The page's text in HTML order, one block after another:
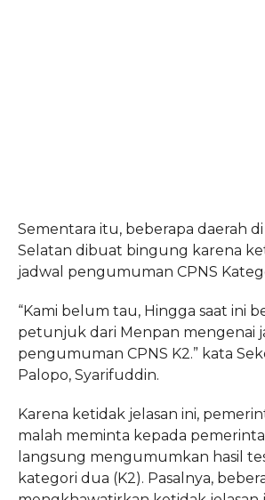
Sementara itu, beberapa daerah
Selatan dibuat bingung karena
jadwal pengumuman CPNS
“Kami belum tau, Hingga saat ini
petunjuk dari Menpan mengenai
pengumuman CPNS K2.” kata
Palopo, Syarifuddin.
Karena ketidak jelasan ini,
malah meminta kepada
langsung mengumumkan hasil
kategori dua (K2). Pasalnya,